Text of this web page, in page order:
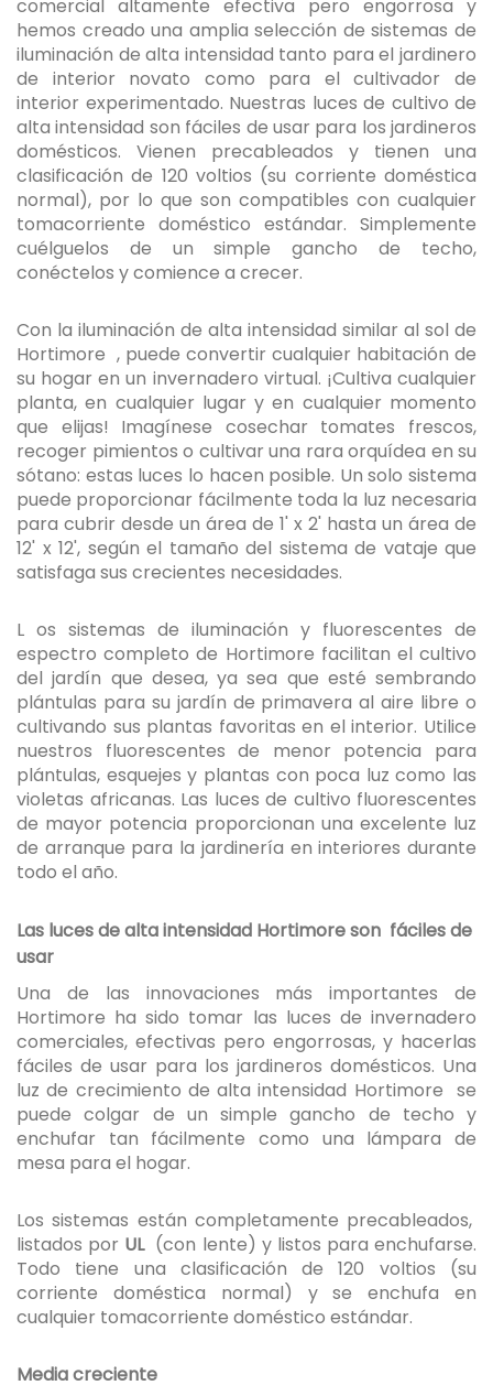
comercial altamente efectiva pero engorrosa y
hemos creado una amplia selección de sistemas de
iluminación de alta intensidad tanto para el jardinero
de interior novato como para el cultivador de
interior experimentado. Nuestras luces de cultivo de
alta intensidad son fáciles de usar para los jardineros
domésticos. Vienen precableados y tienen una
clasificación de 120 voltios (su corriente doméstica
normal), por lo que son compatibles con cualquier
tomacorriente doméstico estándar. Simplemente
cuélguelos de un simple gancho de techo,
conéctelos y comience a crecer.
Con la iluminación de alta intensidad similar al sol de
Hortimore , puede convertir cualquier habitación de
su hogar en un invernadero virtual. ¡Cultiva cualquier
planta, en cualquier lugar y en cualquier momento
que elijas! Imagínese cosechar tomates frescos,
recoger pimientos o cultivar una rara orquídea en su
sótano: estas luces lo hacen posible. Un solo sistema
puede proporcionar fácilmente toda la luz necesaria
para cubrir desde un área de 1' x 2' hasta un área de
12' x 12', según el tamaño del sistema de vataje que
satisfaga sus crecientes necesidades.
L os sistemas de iluminación y fluorescentes de
espectro completo de Hortimore facilitan el cultivo
del jardín que desea, ya sea que esté sembrando
plántulas para su jardín de primavera al aire libre o
cultivando sus plantas favoritas en el interior. Utilice
nuestros fluorescentes de menor potencia para
plántulas, esquejes y plantas con poca luz como las
violetas africanas. Las luces de cultivo fluorescentes
de mayor potencia proporcionan una excelente luz
de arranque para la jardinería en interiores durante
todo el año.
Las luces de alta intensidad Hortimoreson fáciles de
usar
Una de las innovaciones más importantes de
Hortimore ha sido tomar las luces de invernadero
comerciales, efectivas pero engorrosas, y hacerlas
fáciles de usar para los jardineros domésticos. Una
luz de crecimiento de alta intensidad Hortimore se
puede colgar de un simple gancho de techo y
enchufar tan fácilmente como una lámpara de
mesa para el hogar.
Los sistemas están completamente precableados,
listados por UL(con lente) y listos para enchufarse.
Todo tiene una clasificación de 120 voltios (su
corriente doméstica normal) y se enchufa en
cualquier tomacorriente doméstico estándar.
Media creciente